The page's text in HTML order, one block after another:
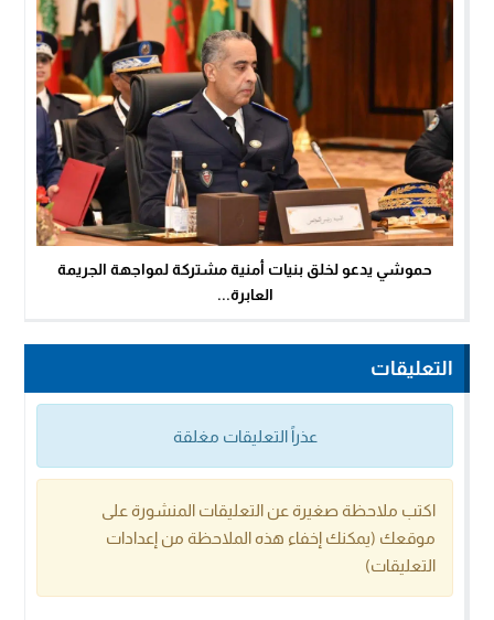
حموشي يدعو لخلق بنيات أمنية مشتركة لمواجهة الجريمة
العابرة...
التعليقات
عذراً التعليقات مغلقة
اكتب ملاحظة صغيرة عن التعليقات المنشورة على
موقعك (يمكنك إخفاء هذه الملاحظة من إعدادات
التعليقات)